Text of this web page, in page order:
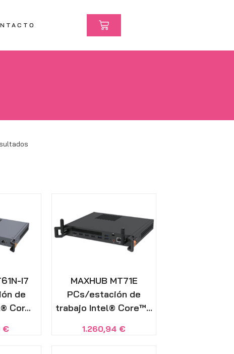
I7
de
Cor...
€
MAXHUB MT71E
PCs/estación de
trabajo Intel® Core™...
1.260,94 €